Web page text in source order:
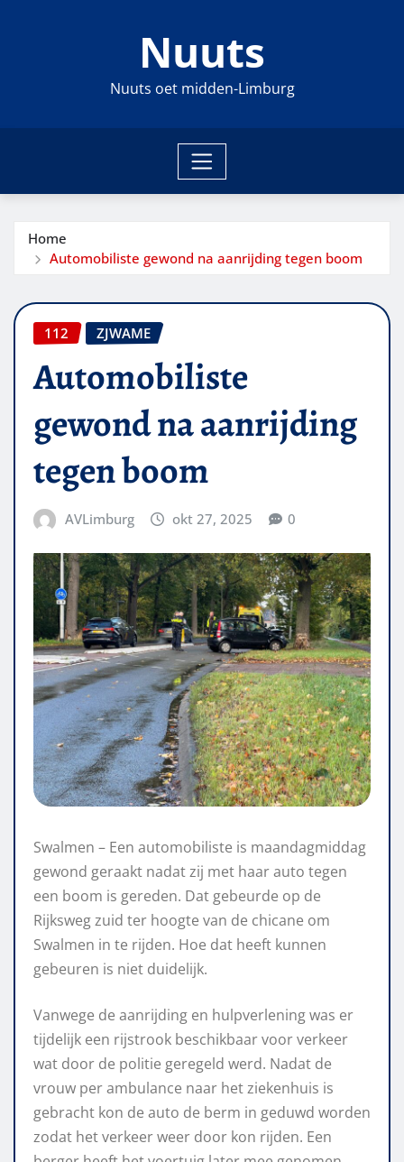
Nuuts
Nuuts oet midden-Limburg
Home
Automobiliste gewond na aanrijding tegen boom
112 ZJWAME
Automobiliste
gewond na aanrijding
tegen boom
AVLimburg okt 27, 2025 0
Swalmen – Een automobiliste is maandagmiddag
gewond geraakt nadat zij met haar auto tegen
een boom is gereden. Dat gebeurde op de
Rijksweg zuid ter hoogte van de chicane om
Swalmen in te rijden. Hoe dat heeft kunnen
gebeuren is niet duidelijk.
Vanwege de aanrijding en hulpverlening was er
tijdelijk een rijstrook beschikbaar voor verkeer
wat door de politie geregeld werd. Nadat de
vrouw per ambulance naar het ziekenhuis is
gebracht kon de auto de berm in geduwd worden
zodat het verkeer weer door kon rijden. Een